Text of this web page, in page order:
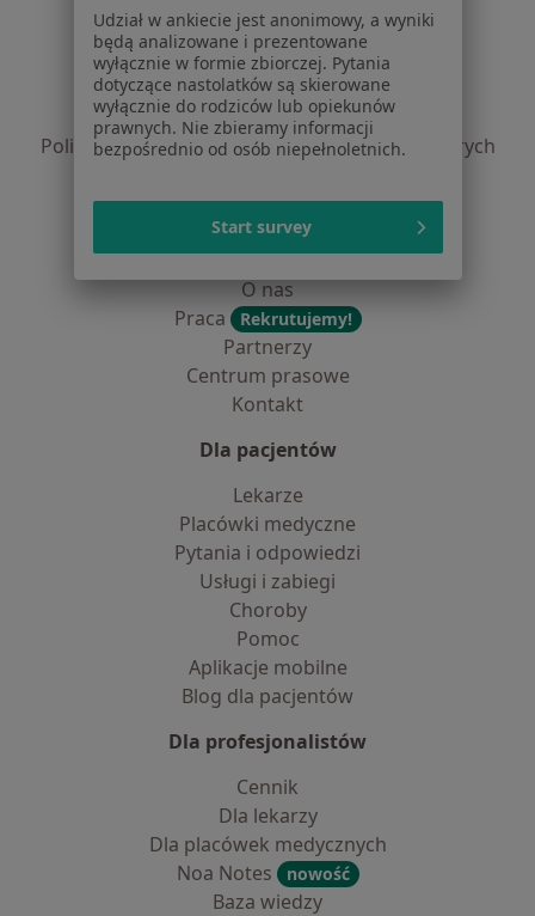
Serwis
Regulamin
Polityka prywatności pacjentów
Polityka prywatności profesjonalistów
Polityka prywatności dla profesjonalistów, których
Polityka cookies
Jak działają wyniki wyszukiwania
Dostępność
O nas
Praca
Rekrutujemy!
Partnerzy
Centrum prasowe
Kontakt
Dla pacjentów
Lekarze
Placówki medyczne
Pytania i odpowiedzi
Usługi i zabiegi
Choroby
Pomoc
Aplikacje mobilne
Blog dla pacjentów
Dla profesjonalistów
Cennik
Dla lekarzy
Dla placówek medycznych
Noa Notes
nowość
Baza wiedzy
Udział w ankiecie jest anonimowy, a wyniki
będą analizowane i prezentowane
wyłącznie w formie zbiorczej. Pytania
dotyczące nastolatków są skierowane
wyłącznie do rodziców lub opiekunów
prawnych. Nie zbieramy informacji
bezpośrednio od osób niepełnoletnich.
Start survey